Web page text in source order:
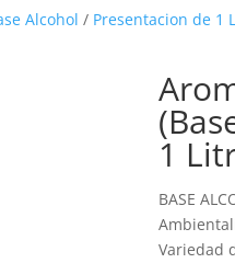
Alcohol / Presentacion de 1
1
BASE
Variedad